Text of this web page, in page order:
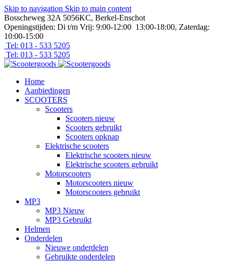
Skip to navigation Skip to main content
Bosscheweg 32A 5056KC, Berkel-Enschot
Openingstijden: Di t/m Vrij: 9:00-12:00 13:00-18:00, Zaterdag:
10:00-15:00
Tel: 013 - 533 5205
Tel: 013 - 533 5205
Home
Aanbiedingen
SCOOTERS
Scooters
Scooters nieuw
Scooters gebruikt
Scooters opknap
Elektrische scooters
Elektrische scooters nieuw
Elektrische scooters gebruikt
Motorscooters
Motorscooters nieuw
Motorscooters gebruikt
MP3
MP3 Nieuw
MP3 Gebruikt
Helmen
Onderdelen
Nieuwe onderdelen
Gebruikte onderdelen